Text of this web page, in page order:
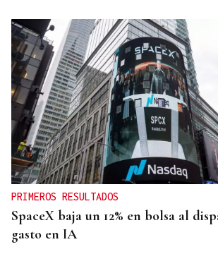
PRIMEROS RESULTADOS
SpaceX baja un 12% en bolsa al
gasto en IA